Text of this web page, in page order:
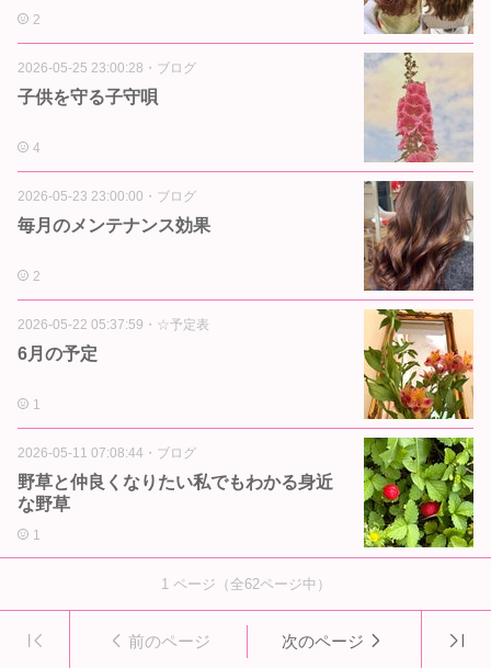
2
2026-05-25 23:00:28 ・ ブログ
子供を守る子守唄
4
2026-05-23 23:00:00 ・ ブログ
毎月のメンテナンス効果
2
2026-05-22 05:37:59 ・ ☆予定表
6月の予定
1
2026-05-11 07:08:44 ・ ブログ
野草と仲良くなりたい私でもわかる身近
な野草
1
1ページ（全62ページ中）
前のページ 次のページ